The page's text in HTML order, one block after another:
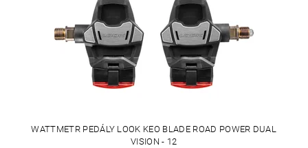
WATTMETR PEDÁLY LOOK KEO BLADE ROAD POWER DUAL
VISION - 12